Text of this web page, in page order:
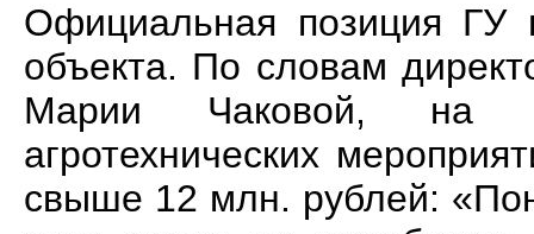
Официальная позиция ГУ
объекта. По словам
Марии Чаковой, на
агротехнических
свыше 12 млн. рублей: